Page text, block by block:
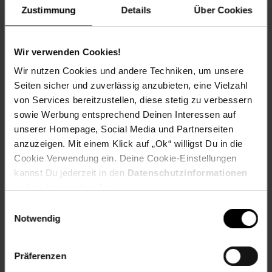
Zustimmung Details Über Cookies
Wir verwenden Cookies!
Wir nutzen Cookies und andere Techniken, um unsere
Seiten sicher und zuverlässig anzubieten, eine Vielzahl
von Services bereitzustellen, diese stetig zu verbessern
sowie Werbung entsprechend Deinen Interessen auf
unserer Homepage, Social Media und Partnerseiten
anzuzeigen. Mit einem Klick auf „Ok“ willigst Du in die
Cookie Verwendung ein. Deine Cookie-Einstellungen
kannst Du jederzeit in den Datenschutzinformationen
Notwendig
Präferenzen
Untermaterial: Polyester
Waschbar bei 30°
Kabellänge: ca. 1,5 Meter
Leistung: 60W
Maße & Leistung:
150 x 80 cm
230 V / 50 Hz, 60 Watt
nur angenehm warm, nicht heiß!
EAN: 6423154024137
Wärme- & Massagegeräte